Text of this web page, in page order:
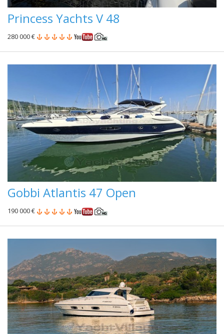
Princess Yachts V 48
280 000 €
Gobbi Atlantis 47 Open
190 000 €